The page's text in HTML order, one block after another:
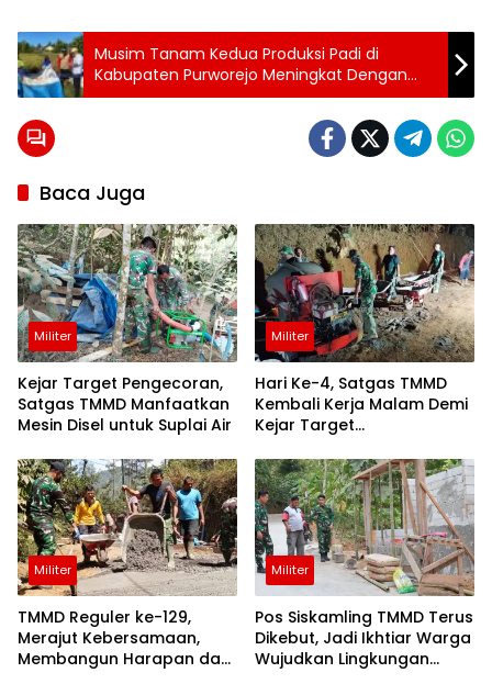
Tag:
24 jam
purworejo
berita
24
jam
berita
purworejo
berita
purworejo
hari ini
Berita
Purworejo
Terkini
berita
terkini
purworejo
purworejo
terkini
purworejo24
sepakbola
santri
Musim Tanam Kedua Produksi Padi di
Kabupaten Purworejo Meningkat Dengan
Sistem Tanam Padi Jajar Legowo
Baca Juga
Militer
Kejar Target Pengecoran,
Satgas TMMD Manfaatkan
Mesin Disel untuk Suplai Air
Militer
Hari Ke-4, Satgas TMMD
Kembali Kerja Malam Demi
Kejar Target
Militer
TMMD Reguler ke-129,
Merajut Kebersamaan,
Membangun Harapan dan
Militer
Pos Siskamling TMMD Terus
Dikebut, Jadi Ikhtiar Warga
Wujudkan Lingkungan